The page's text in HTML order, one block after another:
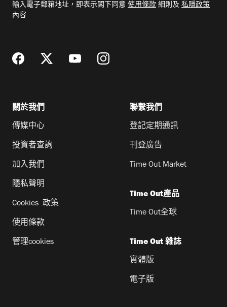
郵
輸入電子郵箱地址，即表示閣下同意 使用條款 細則及 私隱政策
內容
關於我們
傳媒中心
投資者查詢
加入我們
隱私聲明
Cookies 政策
使用條款
管理cookies
聯繫我們
登記定期通訊
刊登廣告
Time Out Market
Time Out產品
Time Out全球
Time Out 雜誌
實體版
電子版